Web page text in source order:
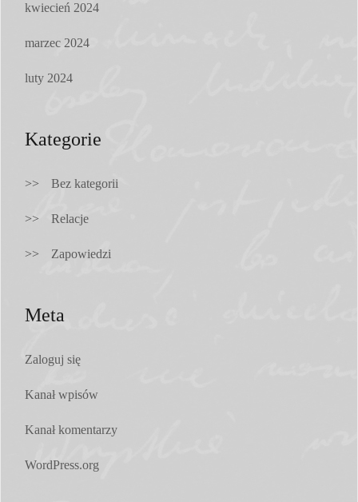
kwiecień 2024
marzec 2024
luty 2024
Kategorie
Bez kategorii
Relacje
Zapowiedzi
Meta
Zaloguj się
Kanał wpisów
Kanał komentarzy
WordPress.org